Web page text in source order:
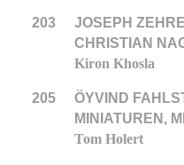
203
JOSEPH
CHRISTIAN
Kiron Khosla
205
ÖYVIND
MINIATUREN,
Tom Holert